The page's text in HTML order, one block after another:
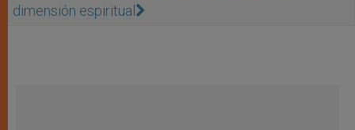
dimensión espiritual